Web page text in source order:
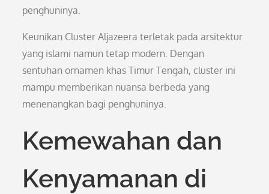
penghuninya.
Keunikan Cluster Aljazeera terletak pada arsitektur
yang islami namun tetap modern. Dengan
sentuhan ornamen khas Timur Tengah, cluster ini
mampu memberikan nuansa berbeda yang
menenangkan bagi penghuninya.
Kemewahan dan
Kenyamanan di